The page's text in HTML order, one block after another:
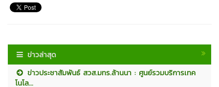
ข่าวล่าสุด
ข่าวประชาสัมพันธ์ สวส.มทร.ล้านนา : ศูนย์รวมบริการเทค
โนโล...